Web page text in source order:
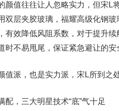
颜值往往让人忽略实力，但宋L
双层夹胶玻璃，福耀高级化钢
有效降低风阻系数，对于提升
时不易甩尾，保证紧急避让的安
值派，也是实力派，宋L所到之
配，三大明星技术“底”气十足